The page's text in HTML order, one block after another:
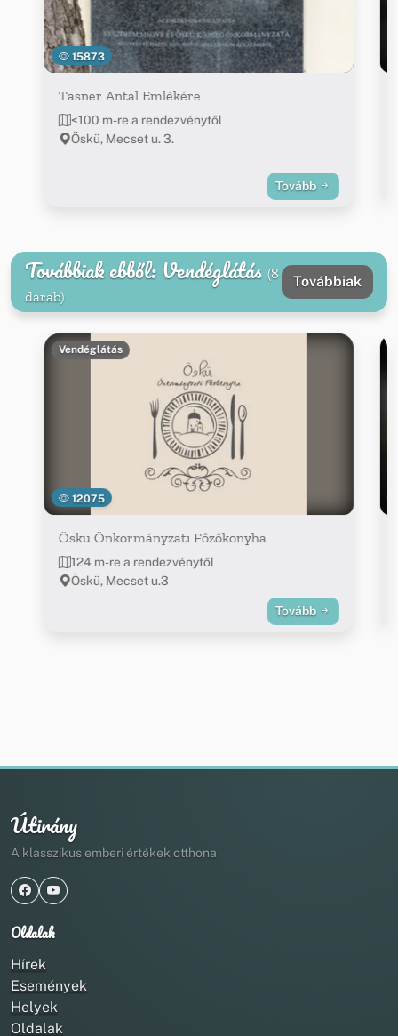
15873
Tasner Antal Emlékére
<100 m-re a rendezvénytől
Öskü, Mecset u. 3.
Tovább
Továbbiak ebből: Vendéglátás (8
darab)
Továbbiak
12075
Vendéglátás
Öskü Önkormányzati Főzőkonyha
124 m-re a rendezvénytől
Öskü, Mecset u.3
Tovább
Útirány
A klasszikus emberi értékek otthona
Oldalak
Hírek
Események
Helyek
Oldalak